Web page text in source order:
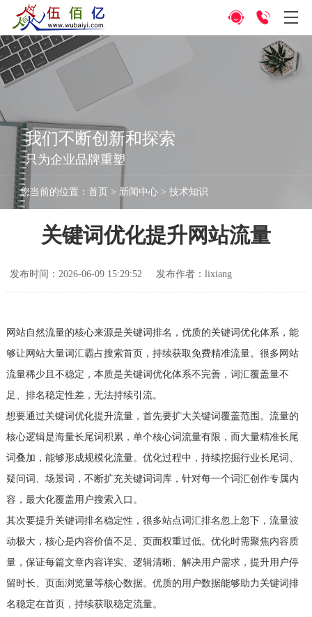
我们不断创新和探索
只为企业品牌重塑
您当前的位置：首页 > 新闻中心 >技术知识
关键词优化提升网站流量
发布时间：2026-06-09 15:29:52 发布作者：lixiang
网站自然流量的核心来源是关键词排名，优质的关键词优化体系，能
够让网站大量词汇霸占搜索首页，持续获取免费精准流量。很多网站
流量稀少且不稳定，本质是关键词优化体系不完善，词汇覆盖量不
足、排名稳定性差，无法持续引流。
想要通过关键词优化提升流量，首先要扩大关键词覆盖范围。流量的
核心逻辑是海量长尾词积累，单个核心词流量有限，而大量精准长尾
词叠加，能够形成规模化流量。优化过程中，持续挖掘行业长尾词、
疑问词、场景词，不断扩充关键词词库，针对每一个词汇创作专属内
容，最大化覆盖用户搜索入口。
其次要提升关键词排名稳定性，很多站点词汇排名忽上忽下，流量波
动极大，核心是内容价值不足、页面权重过低。优化时需聚焦内容质
量，保证每篇文章内容详实、逻辑清晰、解决用户需求，提升用户停
留时长、页面浏览量等核心数据。优质的用户数据能够助力关键词排
名稳定在首页，持续获取稳定流量。